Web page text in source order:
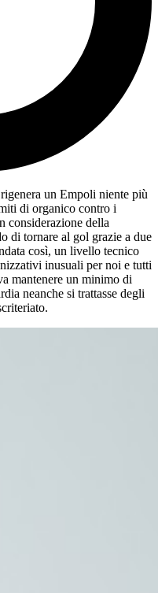
un Empoli niente più
di organico contro i
considerazione della
di tornare al gol grazie a due
così, un livello tecnico
inusuali per noi e tutti
mantenere un minimo di
neanche si trattasse degli